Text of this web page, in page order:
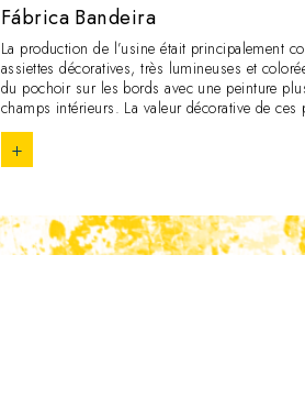
Fábrica Bandeira
La production de l’usine était principalement
assiettes décoratives, très lumineuses et
du pochoir sur les bords avec une peinture
champs intérieurs. La valeur décorative de ces
+